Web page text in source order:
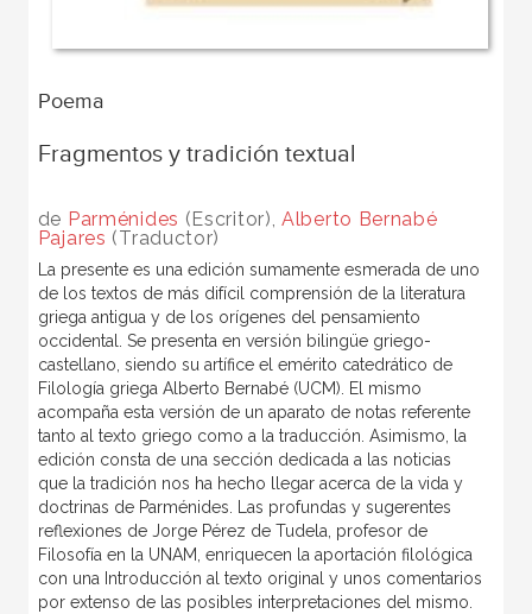
Poema
Fragmentos y tradición textual
de Parménides (Escritor),Alberto Bernabé
Pajares (Traductor)
La presente es una edición sumamente esmerada de uno
de los textos de más difícil comprensión de la literatura
griega antigua y de los orígenes del pensamiento
occidental. Se presenta en versión bilingüe griego-
castellano, siendo su artífice el emérito catedrático de
Filología griega Alberto Bernabé (UCM). El mismo
acompaña esta versión de un aparato de notas referente
tanto al texto griego como a la traducción. Asimismo, la
edición consta de una sección dedicada a las noticias
que la tradición nos ha hecho llegar acerca de la vida y
doctrinas de Parménides. Las profundas y sugerentes
reflexiones de Jorge Pérez de Tudela, profesor de
Filosofía en la UNAM, enriquecen la aportación filológica
con una Introducción al texto original y unos comentarios
por extenso de las posibles interpretaciones del mismo.